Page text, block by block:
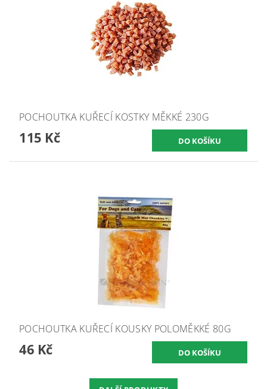
POCHOUTKA KUŘECÍ KOSTKY MĚKKÉ 230G
115 Kč
POCHOUTKA KUŘECÍ KOUSKY POLOMĚKKÉ 80G
46 Kč